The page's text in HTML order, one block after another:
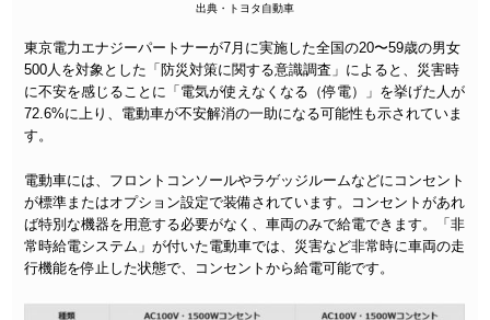
出典・トヨタ自動車
東京電力エナジーパートナーが7月に実施した全国の20〜59歳の男女
500人を対象とした「防災対策に関する意識調査」によると、災害時
に不安を感じることに「電気が使えなくなる（停電）」を挙げた人が
72.6%に上り、電動車が不安解消の一助になる可能性も示されていま
す。
電動車には、フロントコンソールやラゲッジルームなどにコンセント
が標準またはオプション設定で装備されています。コンセントがあれ
ば特別な機器を用意する必要がなく、車両のみで給電できます。「非
常時給電システム」が付いた電動車では、災害など非常時に車両の走
行機能を停止した状態で、コンセントから給電可能です。